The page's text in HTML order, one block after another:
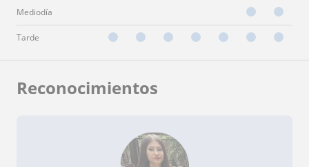
Mediodía
Tarde
Reconocimientos